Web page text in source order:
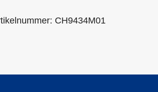
CH9434M01